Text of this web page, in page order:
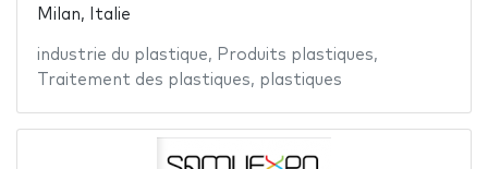
Milan, Italie
industrie du plastique, Produits plastiques,
Traitement des plastiques, plastiques